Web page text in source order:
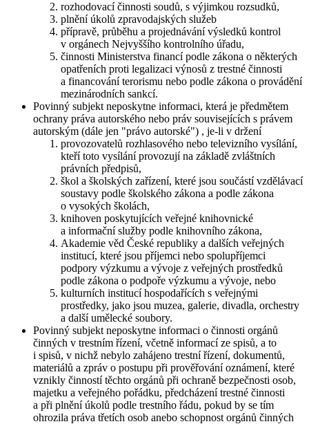
rozhodovací činnosti soudů, s výjimkou rozsudků,
plnění úkolů zpravodajských služeb
přípravě, průběhu a projednávání výsledků kontrol
v orgánech Nejvyššího kontrolního úřadu,
činnosti Ministerstva financí podle zákona o některých
opatřeních proti legalizaci výnosů z trestné činnosti
a financování terorismu nebo podle zákona o provádění
mezinárodních sankcí.
Povinný subjekt neposkytne informaci, která je předmětem
ochrany práva autorského nebo práv souvisejících s právem
autorským (dále jen "právo autorské") , je-li v držení
provozovatelů rozhlasového nebo televizního vysílání,
kteří toto vysílání provozují na základě zvláštních
právních předpisů,
škol a školských zařízení, které jsou součástí vzdělávací
soustavy podle školského zákona a podle zákona
o vysokých školách,
knihoven poskytujících veřejné knihovnické
a informační služby podle knihovního zákona,
Akademie věd České republiky a dalších veřejných
institucí, které jsou příjemci nebo spolupříjemci
podpory výzkumu a vývoje z veřejných prostředků
podle zákona o podpoře výzkumu a vývoje, nebo
kulturních institucí hospodařících s veřejnými
prostředky, jako jsou muzea, galerie, divadla, orchestry
a další umělecké soubory.
Povinný subjekt neposkytne informaci o činnosti orgánů
činných v trestním řízení, včetně informací ze spisů, a to
i spisů, v nichž nebylo zahájeno trestní řízení, dokumentů,
materiálů a zpráv o postupu při prověřování oznámení, které
vznikly činností těchto orgánů při ochraně bezpečnosti osob,
majetku a veřejného pořádku, předcházení trestné činnosti
a při plnění úkolů podle trestního řádu, pokud by se tím
ohrozila práva třetích osob anebo schopnost orgánů činných